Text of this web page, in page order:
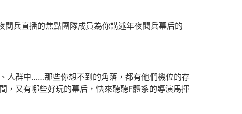
閱兵直播的焦點團隊成員為你講述年夜閱兵幕后的
人群中……那些你想不到的角落，都有他們機位的存
，又有哪些好玩的幕后，快來聽聽F體系的導演馬揮